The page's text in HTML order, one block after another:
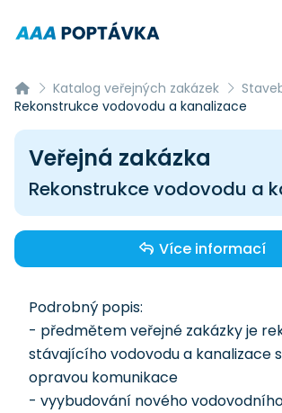
Katalog veřejných zakázek
Rekonstrukce vodovodu a kanalizace
Veřejná zakázka
Rekonstrukce vodovodu a
Více informací
Podrobný popis:
- předmětem veřejné zakázky je
stávajícího vodovodu a kanalizace
opravou komunikace
- vyybudování nového